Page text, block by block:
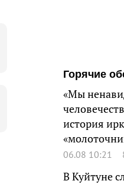
Горячие
«Мы
история
06.08 10:21
В Куйтуне